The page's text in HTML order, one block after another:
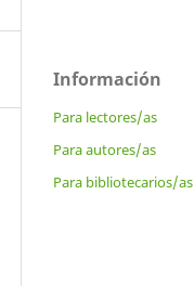
Información
Para lectores/as
Para autores/as
Para bibliotecarios/as